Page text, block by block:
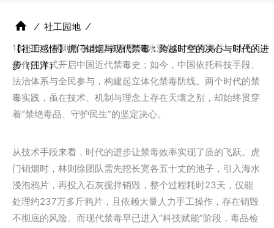
⁄ 社工园地 ⁄
【社工感悟】虎门销烟与现代禁毒：跨越时空的决心与时代的进
步（汪洋）
1839年，林则徐在虎门海滩用“海水浸化法”销毁鸦片，以手工
劳作的方式开启中国近代禁毒史；如今，中国依托科技手段、
法治体系与全民参与，构建起立体化禁毒防线。两个时代的禁
毒实践，虽在技术、机制与理念上存在天壤之别，却始终贯穿
着“禁绝毒品、守护民生”的坚定决心。
从技术手段来看，时代的进步让禁毒效率实现了质的飞跃。虎
门销烟时，林则徐团队需先挖长宽各五十丈的池子，引入海水
浸泡鸦片，再投入石灰搅拌销毁，整个过程耗时23天，仅能
处理约237万多斤鸦片，且依赖大量人力手工操作，存在销毁
不彻底的风险。而现代禁毒早已进入“科技赋能”阶段，毒品检